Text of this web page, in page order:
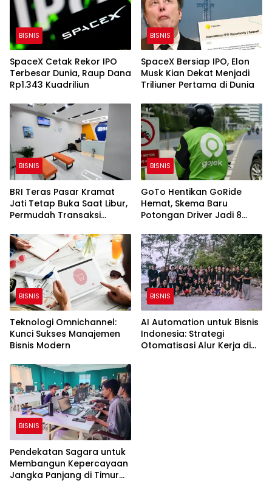
BISNIS
SpaceX Cetak Rekor IPO
Terbesar Dunia, Raup Dana
Rp1.343 Kuadriliun
BISNIS
SpaceX Bersiap IPO, Elon
Musk Kian Dekat Menjadi
Triliuner Pertama di Dunia
BISNIS
BRI Teras Pasar Kramat
Jati Tetap Buka Saat Libur,
Permudah Transaksi
Banking
BISNIS
GoTo Hentikan GoRide
Hemat, Skema Baru
Potongan Driver Jadi 8
BISNIS
Teknologi Omnichannel:
Kunci Sukses Manajemen
Bisnis Modern
BISNIS
AI Automation untuk Bisnis
Indonesia: Strategi
Otomatisasi Alur Kerja di
BISNIS
Pendekatan Sagara untuk
Membangun Kepercayaan
Jangka Panjang di Timur